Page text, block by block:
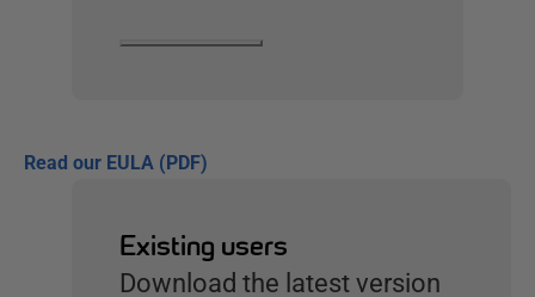
Read our EULA (PDF)
Existing users
Download the latest version